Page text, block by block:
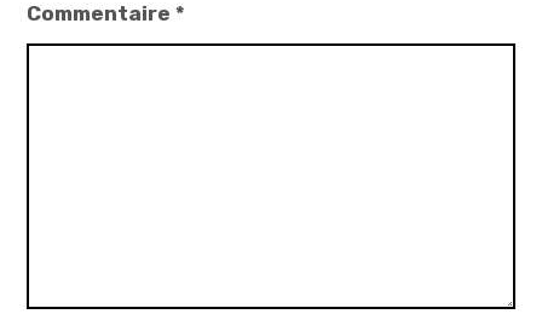
Commentaire*